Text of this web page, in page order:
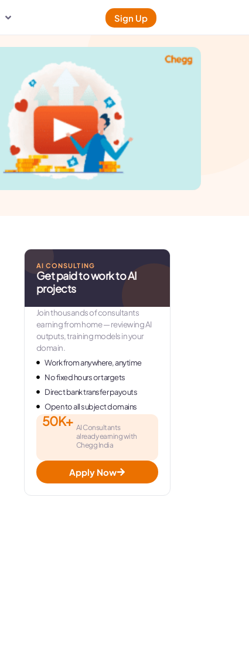
Sign Up
AI CONSULTING
Get paid to work to AI
projects
Join thousands of consultants
earning from home — reviewing AI
outputs, training models in your
domain.
Work from anywhere, anytime
No fixed hours or targets
Direct bank transfer payouts
Open to all subject domains
50K+ AI Consultants
already earning with
Chegg India
Apply Now